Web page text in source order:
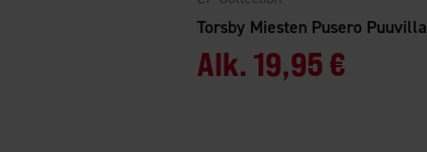
Torsby Miesten Pusero Puuvilla
Alk. 19,95 €